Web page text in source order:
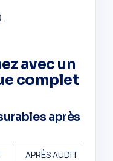
avec un
complet
après
APRÈS AUDIT